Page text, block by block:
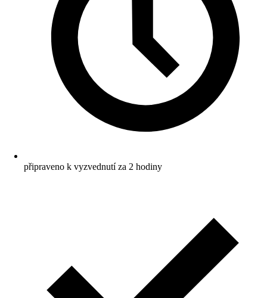
připraveno k vyzvednutí za 2 hodiny